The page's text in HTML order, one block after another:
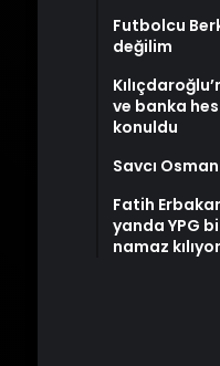
Futbolcu
değilim
ve banka
konuldu
Savcı
Fatih
yanda YPG
namaz